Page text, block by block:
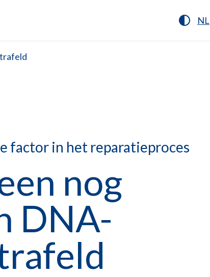
NL
factor in het reparatieproces
nog
DNA-